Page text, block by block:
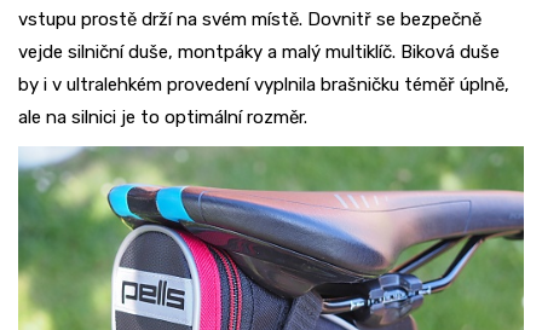
vstupu prostě drží na svém místě. Dovnitř se bezpečně
vejde silniční duše, montpáky a malý multiklíč. Biková duše
by i v ultralehkém provedení vyplnila brašničku téměř úplně,
ale na silnici je to optimální rozměr.